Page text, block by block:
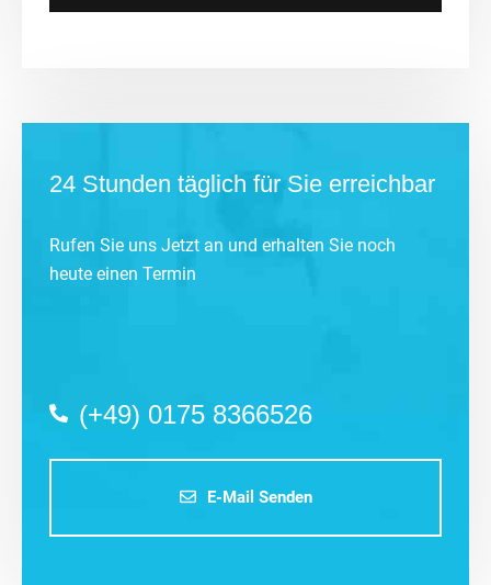
24 Stunden täglich für Sie erreichbar
Rufen Sie uns Jetzt an und erhalten Sie noch
heute einen Termin
(+49) 0175 8366526
E-Mail Senden